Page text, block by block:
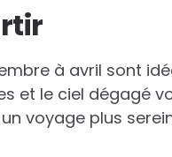
à avril sont
et le ciel dégagé
voyage plus